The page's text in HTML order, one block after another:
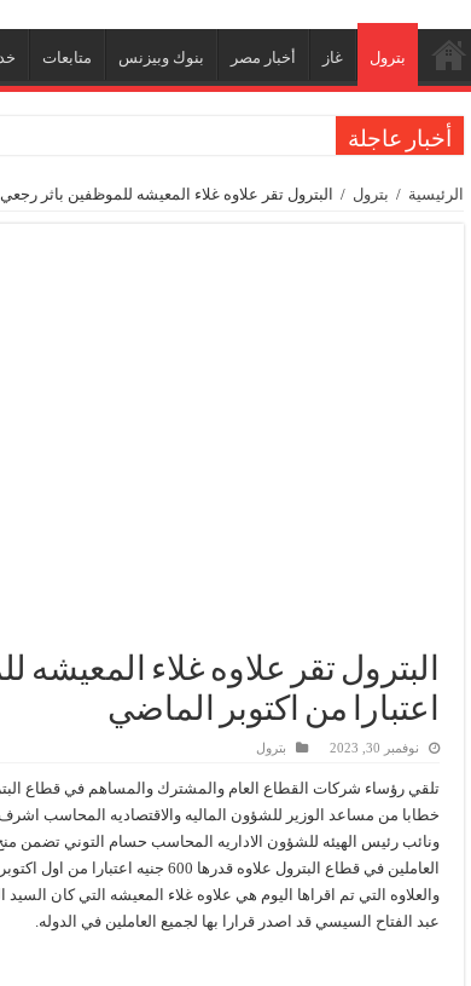
بترول غاز أخبار مصر بنوك وبيزنس متابعات
أخبار عاجلة
وزير البترول والثروة المعدنية يبحث مع إكسون موبيل العالمية آليات
الرئيسية / بترول / البترول تقر علاوه غلاء المعيشه للموظفين باثر
البترول تقر علاوه غلاء المعيشه
اعتبارا من اكتوبر الماضي
نوفمبر 30, 2023 بترول
تلقي رؤساء شركات القطاع العام والمشترك والمساهم في قطاع
خطابا من مساعد الوزير للشؤون الماليه والاقتصاديه المحاسب اشرف
ونائب رئيس الهيئه للشؤون الاداريه المحاسب حسام التوني تضمن
العاملين في قطاع البترول علاوه قدرها 600 جنيه اعتبارا من اول اكتوبر الماضي.
والعلاوه التي تم اقراها اليوم هي علاوه غلاء المعيشه التي كان السيد
عبد الفتاح السيسي قد اصدر قرارا بها لجميع العاملين في الدوله.